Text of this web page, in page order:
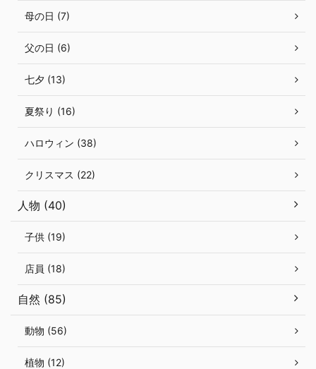
母の日 (7)
父の日 (6)
七夕 (13)
夏祭り (16)
ハロウィン (38)
クリスマス (22)
人物 (40)
子供 (19)
店員 (18)
自然 (85)
動物 (56)
植物 (12)